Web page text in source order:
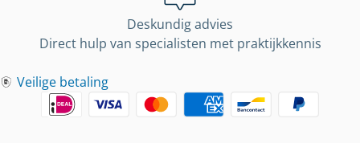
Deskundig advies
Direct hulp van specialisten met praktijkkennis
Veilige betaling